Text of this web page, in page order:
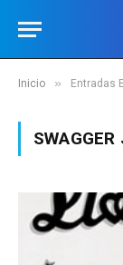
Inicio » Entradas
SWAGGER